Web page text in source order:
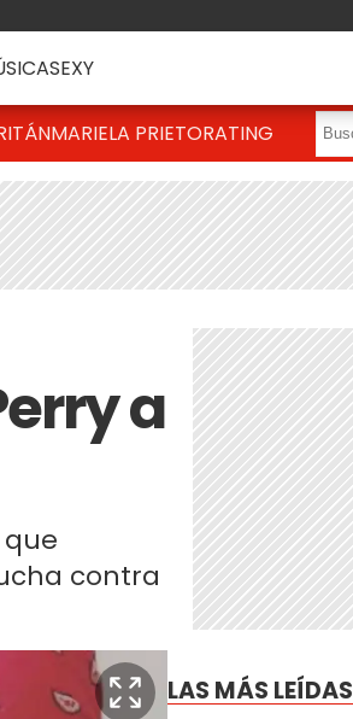
SEXY
MARIELA PRIETORATING
a
que
contra
LAS MÁS LEÍDAS